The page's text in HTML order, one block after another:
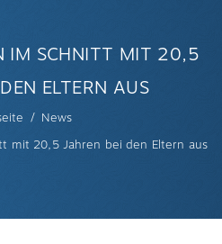
IM SCHNITT MIT 20,5
ELTERN AUS
News
mit 20,5 Jahren bei den Eltern aus